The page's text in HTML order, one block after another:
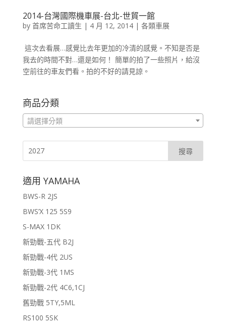
2014-台灣國際機車展-台北-世貿一館
by 首席苦命工讀生 | 4 月 12, 2014| 各類車展
這次去看展…感覺比去年更加的冷清的感覺。不知是否是
我去的時間不對…還是如何！ 簡單的拍了一些照片，給沒
空前往的車友們看。拍的不好的請見諒。
商品分類
請選擇分類
適用 YAMAHA
BWS-R 2JS
BWS’X 125 5S9
S-MAX 1DK
新勁戰-五代 B2J
新勁戰-4代 2US
新勁戰-3代 1MS
新勁戰-2代 4C6,1CJ
舊勁戰 5TY,5ML
RS100 5SK